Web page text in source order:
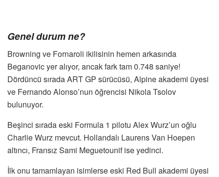
Genel durum ne?
Browning ve Fornaroli ikilisinin hemen arkasında
Beganovic yer alıyor, ancak fark tam 0.748 saniye!
Dördüncü sırada ART GP sürücüsü, Alpine akademi üyesi
ve Fernando Alonso’nun öğrencisi Nikola Tsolov
bulunuyor.
Beşinci sırada eski Formula 1 pilotu Alex Wurz’un oğlu
Charlie Wurz mevcut. Hollandalı Laurens Van Hoepen
altıncı, Fransız Sami Meguetounif ise yedinci.
İlk onu tamamlayan isimlerse eski Red Bull akademi üyesi